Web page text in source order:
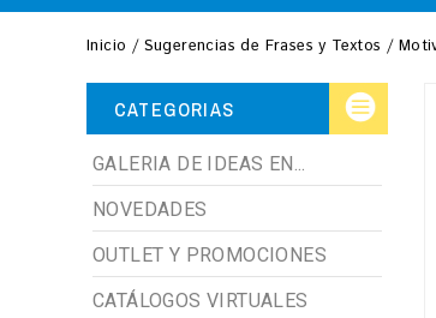
Inicio Sugerencias de Frases y Textos
CATEGORIAS
GALERIA DE IDEAS EN...
NOVEDADES
OUTLET Y PROMOCIONES
CATÁLOGOS VIRTUALES